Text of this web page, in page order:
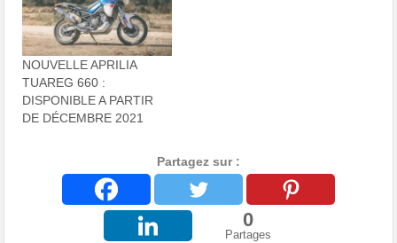
NOUVELLE APRILIA
TUAREG 660 :
DISPONIBLE A PARTIR
DE DÉCEMBRE 2021
Partagez sur :
0
Partages